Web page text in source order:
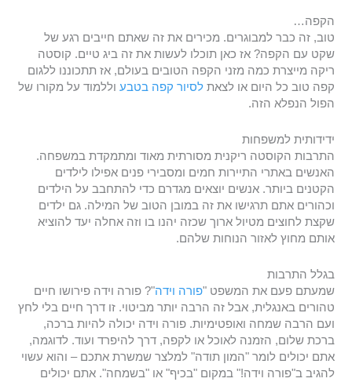
הקפה…
טוב, זה כבר למבוגרים. מכירים את זה שאתם חייבים רגע של
שקט עם הקפה? אז כאן תוכלו לעשות את זה ביג טיים. קוסטה
ריקה מייצרת כמה מזני הקפה הטובים בעולם, אז תתכוננו ללגום
קפה טוב כל היום או לצאתלסיור קפה בטבע וללמוד על מקורו של
הפול הנפלא הזה.
ידידותית למשפחות
התרבות הקוסטה ריקנית מסורתית מאוד ומתמקדת במשפחה.
האנשים באתרי התיירות חמים ומסבירי פנים אפילו לילדים
הקטנים ביותר. אנשים יוצאים מגדרם כדי להתחבב על הילדים
וכהורים אתם תרגישו את זה במובן הטוב של המילה. גם ילדים
שקצת לחוצים מטיול ארוך שכזה יהנו בו וזה אחלה יעד להוציא
אותם מחוץ לאזור הנוחות שלהם.
בגלל התרבות
שמעתם פעם את המשפט "פורה וידה"? פורה וידה פירושו חיים
טהורים באנגלית, אבל זה הרבה יותר מביטוי. זו דרך חיים בלי לחץ
ועם הרבה שמחה ואופטימיות. פורה וידה יכולה להיות ברכה,
ברכת שלום, הזמנה לאוכל או לקפה, דרך להיפרד ועוד. לדוגמה,
אתם יכולים לומר "המון תודה" למלצר שמשרת אתכם – והוא עשוי
להגיב ב"פורה וידה!" במקום "בכיף" או "בשמחה". אתם יכולים